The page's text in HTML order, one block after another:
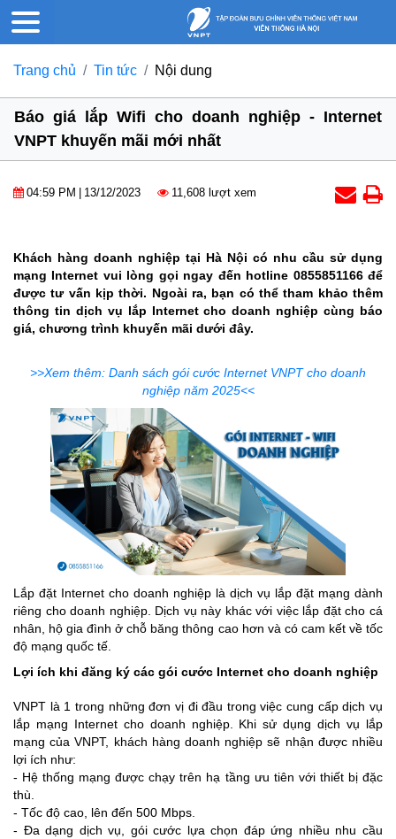
Trang chủ Tin tức Nội dung
Báo giá lắp Wifi cho doanh nghiệp - Internet
VNPT khuyến mãi mới nhất
04:59 PM 13/12/2023 11,608 lượt xem
Khách hàng doanh nghiệp tại Hà Nội có nhu cầu sử dụng
mạng Internet vui lòng gọi ngay đến hotline 0855851166 để
được tư vấn kịp thời. Ngoài ra, bạn có thể tham khảo thêm
thông tin dịch vụ lắp Internet cho doanh nghiệp cùng báo
giá, chương trình khuyến mãi dưới đây.
>>Xem thêm: Danh sách gói cước Internet VNPT cho doanh
nghiệp năm 2025<<
Lắp đặt Internet cho doanh nghiệp là dịch vụ lắp đặt mạng dành
riêng cho doanh nghiệp. Dịch vụ này khác với việc lắp đặt cho cá
nhân, hộ gia đình ở chỗ băng thông cao hơn và có cam kết về tốc
độ mạng quốc tế.
Lợi ích khi đăng ký các gói cước Internet cho doanh nghiệp
VNPT là 1 trong những đơn vị đi đầu trong việc cung cấp dịch vụ
lắp mạng Internet cho doanh nghiệp. Khi sử dụng dịch vụ lắp
mạng của VNPT, khách hàng doanh nghiệp sẽ nhận được nhiều
lợi ích như:
- Hệ thống mạng được chạy trên hạ tầng ưu tiên với thiết bị đặc
thù.
- Tốc độ cao, lên đến 500 Mbps.
- Đa dạng dịch vụ, gói cước lựa chọn đáp ứng nhiều nhu cầu